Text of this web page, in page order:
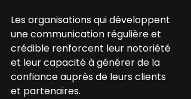
Les organisations qui développent
une communication régulière et
crédible renforcent leur notoriété
et leur capacité à générer de la
confiance auprès de leurs clients
et partenaires.